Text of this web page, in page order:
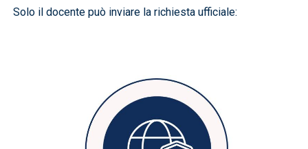
Solo il docente può inviare la richiesta ufficiale: